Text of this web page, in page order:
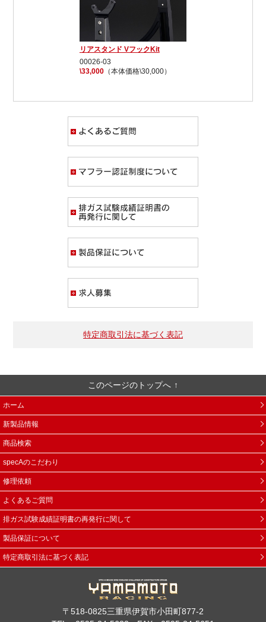
リアスタンド VフックKit
00026-03
\33,000（本体価格\30,000）
特定商取引法に基づく表記
このページのトップへ
ホーム
新製品情報
商品検索
specAのこだわり
修理依頼
よくあるご質問
排ガス試験成績証明書の再発行に関して
製品保証について
特定商取引法に基づく表記
〒518-0825三重県伊賀市小田町877-2